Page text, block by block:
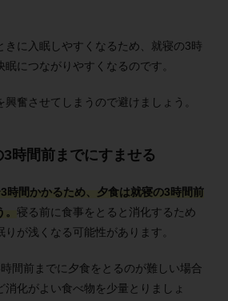
きに入眠しやすくなるため、就寝の3時
につながりやすくなるのです。
奮させてしまうので避けましょう。
時間前までにすませる
時間かかるため、夕食は就寝の3時間前
寝る前に食事をとると消化するため
が浅くなる可能性があります。
間前までに夕食をとるのが難しい場合
消化がよい食べ物を少量とりましょ